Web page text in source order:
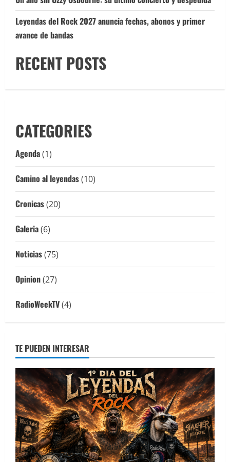
Leyendas del Rock 2027 anuncia fechas, abonos y primer
avance de bandas
RECENT POSTS
CATEGORIES
Agenda(1)
Camino al leyendas(10)
Cronicas(20)
Galeria(6)
Noticias(75)
Opinion(27)
RadioWeekTV(4)
TE PUEDEN INTERESAR